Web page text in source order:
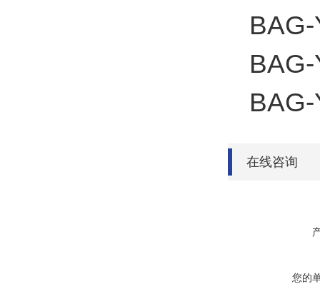
BAG-
BAG-
BAG-
在线咨询
您的